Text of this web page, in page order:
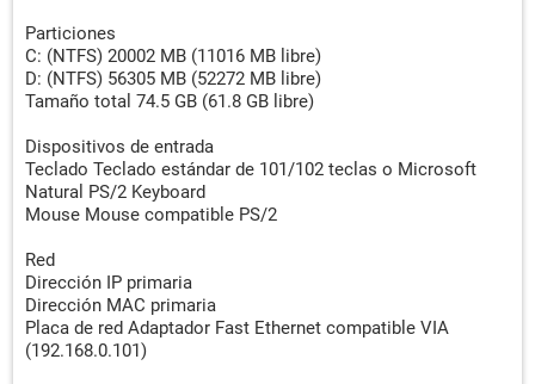
Particiones
C: (NTFS) 20002 MB (11016 MB libre)
D: (NTFS) 56305 MB (52272 MB libre)
Tamaño total 74.5 GB (61.8 GB libre)
Dispositivos de entrada
Teclado Teclado estándar de 101/102 teclas o Microsoft
Natural PS/2 Keyboard
Mouse Mouse compatible PS/2
Red
Dirección IP primaria
Dirección MAC primaria
Placa de red Adaptador Fast Ethernet compatible VIA
(192.168.0.101)